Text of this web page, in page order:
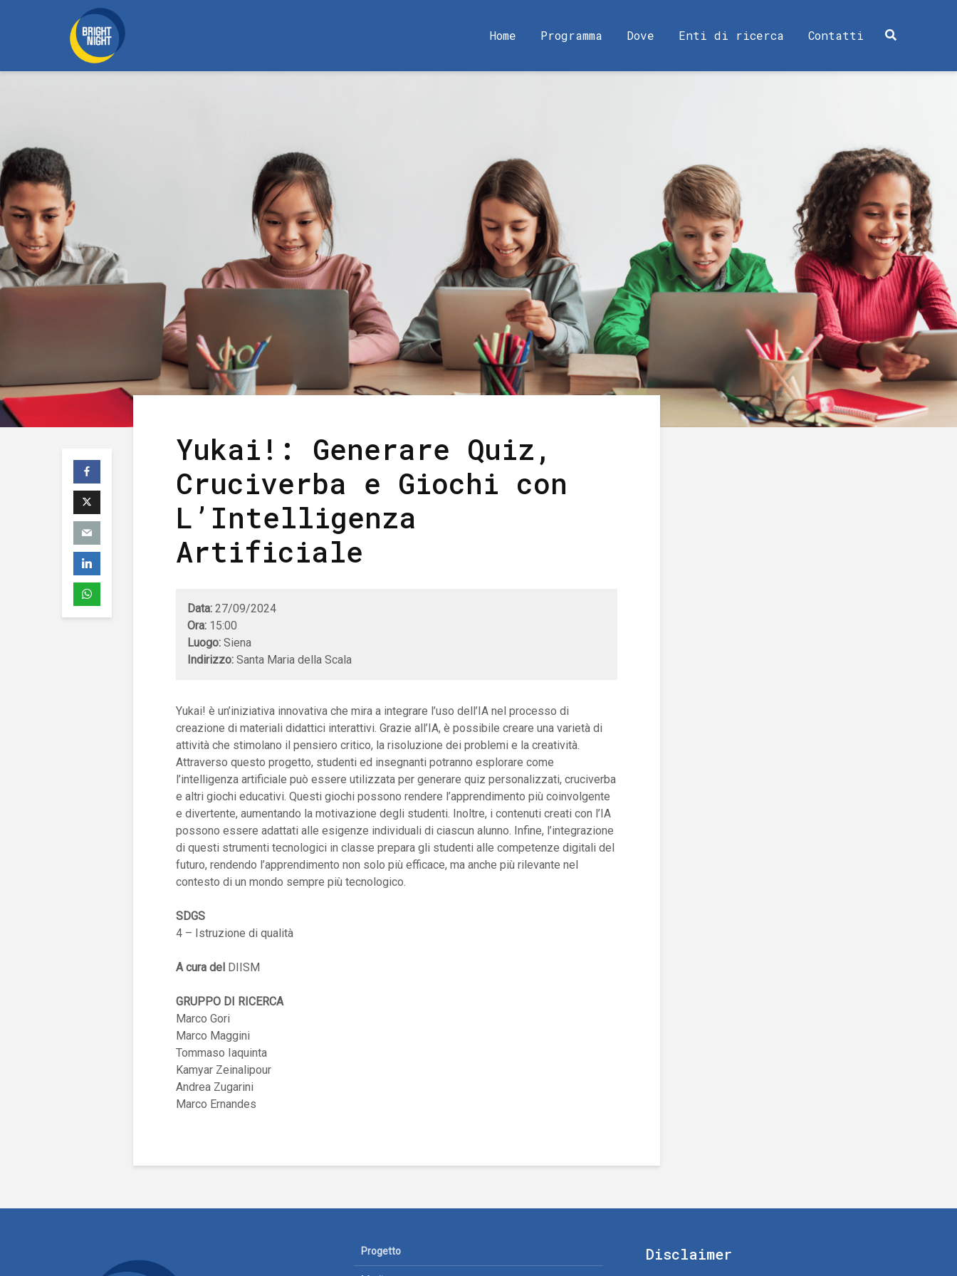
Home Programma Dove Enti di ricerca Contatti
Yukai!: Generare Quiz,
Cruciverba e Giochi con
L’Intelligenza
Artificiale
Data: 27/09/2024
Ora: 15:00
Luogo: Siena
Indirizzo: Santa Maria della Scala
Yukai! è un’iniziativa innovativa che mira a integrare l’uso dell’IA nel processo di
creazione di materiali didattici interattivi. Grazie all’IA, è possibile creare una varietà di
attività che stimolano il pensiero critico, la risoluzione dei problemi e la creatività.
Attraverso questo progetto, studenti ed insegnanti potranno esplorare come
l’intelligenza artificiale può essere utilizzata per generare quiz personalizzati, cruciverba
e altri giochi educativi. Questi giochi possono rendere l’apprendimento più coinvolgente
e divertente, aumentando la motivazione degli studenti. Inoltre, i contenuti creati con l’IA
possono essere adattati alle esigenze individuali di ciascun alunno. Infine, l’integrazione
di questi strumenti tecnologici in classe prepara gli studenti alle competenze digitali del
futuro, rendendo l’apprendimento non solo più efficace, ma anche più rilevante nel
contesto di un mondo sempre più tecnologico.
SDGS
4 – Istruzione di qualità
A cura del DIISM
GRUPPO DI RICERCA
Marco Gori
Marco Maggini
Tommaso Iaquinta
Kamyar Zeinalipour
Andrea Zugarini
Marco Ernandes
Progetto Disclaimer